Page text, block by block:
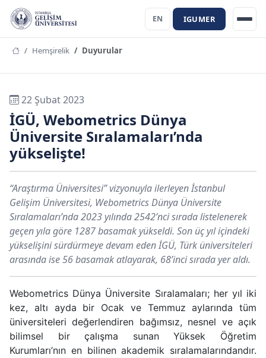
EN IGUMER
Hemşirelik Duyurular
22 Şubat 2023
İGÜ, Webometrics Dünya
Üniversite Sıralamaları’nda
yükselişte!
“Araştırma Üniversitesi” vizyonuyla ilerleyen İstanbul
Gelişim Üniversitesi, Webometrics Dünya Üniversite
Sıralamaları’nda 2023 yılında 2542’nci sırada listelenerek
geçen yıla göre 1287 basamak yükseldi. Son üç yıl içindeki
yükselişini sürdürmeye devam eden İGÜ, Türk üniversiteleri
arasında ise 56 basamak atlayarak, 68’inci sırada yer aldı.
Webometrics Dünya Üniversite Sıralamaları; her yıl iki
kez, altı ayda bir Ocak ve Temmuz aylarında tüm
üniversiteleri değerlendiren bağımsız, nesnel ve açık
bilimsel bir çalışma sunan Yüksek Öğretim
Kurumları’nın en bilinen akademik sıralamalarındandır.